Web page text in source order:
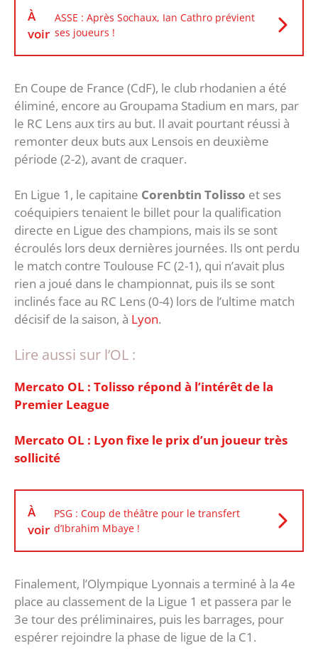
À
voir
ASSE : Après Sochaux, Ian Cathro prévient
ses joueurs !
En Coupe de France (CdF), le club rhodanien a été
éliminé, encore au Groupama Stadium en mars, par
le RC Lens aux tirs au but. Il avait pourtant réussi à
remonter deux buts aux Lensois en deuxième
période (2-2), avant de craquer.
En Ligue 1, le capitaine Corenbtin Tolisso et ses
coéquipiers tenaient le billet pour la qualification
directe en Ligue des champions, mais ils se sont
écroulés lors deux dernières journées. Ils ont perdu
le match contre Toulouse FC (2-1), qui n’avait plus
rien a joué dans le championnat, puis ils se sont
inclinés face au RC Lens (0-4) lors de l’ultime match
décisif de la saison, à Lyon.
Lire aussi sur l’OL :
Mercato OL : Tolisso répond à l’intérêt de la
Premier League
Mercato OL : Lyon fixe le prix d’un joueur très
sollicité
À
voir
PSG : Coup de théâtre pour le transfert
d’Ibrahim Mbaye !
Finalement, l’Olympique Lyonnais a terminé à la 4e
place au classement de la Ligue 1 et passera par le
3e tour des préliminaires, puis les barrages, pour
espérer rejoindre la phase de ligue de la C1.